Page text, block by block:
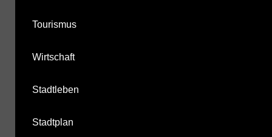
Tourismus
Wirtschaft
Stadtleben
Stadtplan